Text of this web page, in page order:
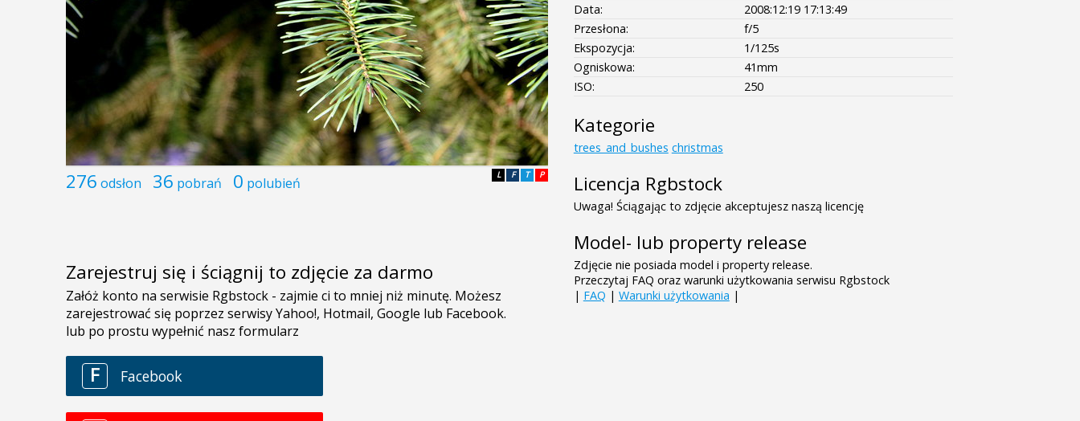
276 odsłon 36 pobrań 0 polubień P
T
F
L
Zarejestruj się i ściągnij to zdjęcie za darmo
Data:
2008:12:19 17:13:49
Przesłona:
f/5
Ekspozycja:
1/125s
Ogniskowa:
41mm
ISO:
250
Kategorie
trees_and_bushes christmas
Licencja Rgbstock
Uwaga! Ściągając to zdjęcie akceptujesz naszą licencję
Model- lub property release
Zdjęcie nie posiada model i property release.
Przeczytaj FAQ oraz warunki użytkowania serwisu Rgbstock
| FAQ | Warunki użytkowania |